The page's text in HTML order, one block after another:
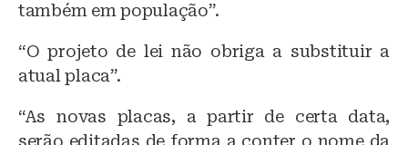
também em população”.
“O projeto de lei não obriga a substituir a
atual placa”.
“As novas placas, a partir de certa data,